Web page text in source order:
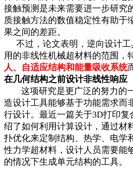
接触预测是未来需要进一步研究
质接触方法的数值稳定性有助于
果之间的差距。
不过，论文表明，逆向设计工
用的非线性机械超材料的范围，
人、自适应结构和能量吸收系统
在几何结构之前设计非线性响应
这项研究是更广泛的努力的
造设计工具能够基于功能需求而
行设计。最近一篇关于3D打印复
绍了如何利用计算设计，通过材
扑优化来定制结构、热学、电学
性力学超材料，设计人员需要能
的情况下生成单元结构的工具。